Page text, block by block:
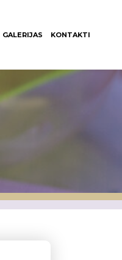
GALERIJAS KONTAKTI